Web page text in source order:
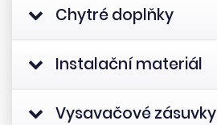
Chytré doplňky
Instalační materiál
Vysavačové zásuvky